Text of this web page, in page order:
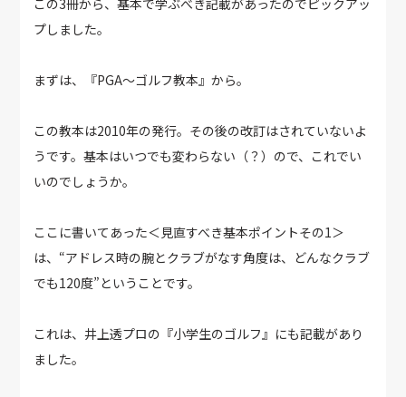
この3冊から、基本で学ぶべき記載があったのでピックアッ
プしました。
まずは、『PGA～ゴルフ教本』から。
この教本は2010年の発行。その後の改訂はされていないよ
うです。基本はいつでも変わらない（？）ので、これでい
いのでしょうか。
ここに書いてあった＜見直すべき基本ポイントその1＞
は、“アドレス時の腕とクラブがなす角度は、どんなクラブ
でも120度”ということです。
これは、井上透プロの『小学生のゴルフ』にも記載があり
ました。